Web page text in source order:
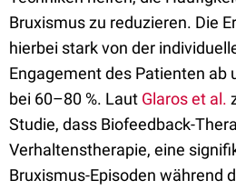
Bruxismus zu reduzieren. Die
hierbei stark von der
Engagement des Patienten ab
bei 60–80 %. Laut Glaros et al.
Studie, dass Biofeedback-
Verhaltenstherapie, eine
Bruxismus-Episoden während